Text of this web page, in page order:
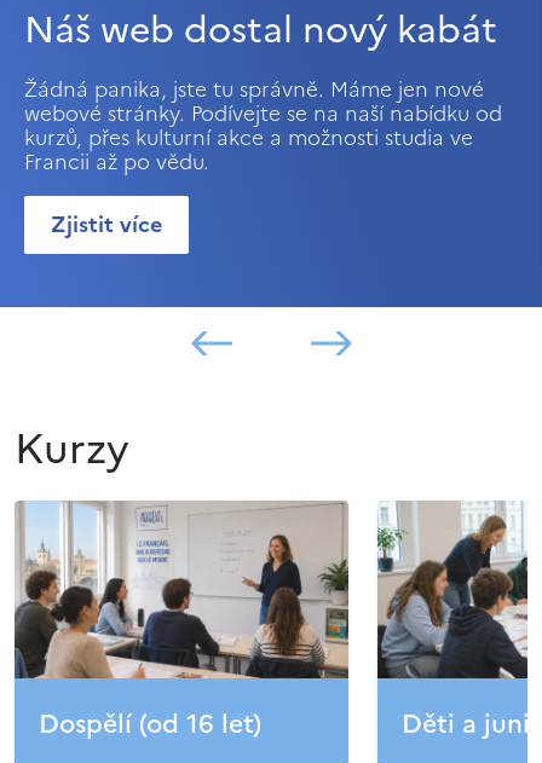
Náš web dostal nový kabát
Žádná panika, jste tu správně. Máme jen nové
webové stránky. Podívejte se na naší nabídku od
kurzů, přes kulturní akce a možnosti studia ve
Francii až po vědu.
Zjistit více
Kurzy
Dospělí (od 16 let) Děti a